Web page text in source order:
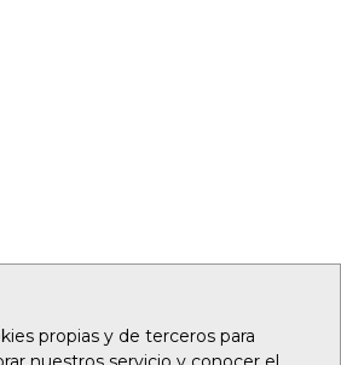
propias y de terceros para